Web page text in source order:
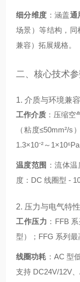
细分维度 ：涵盖通
场景）等结构，
兼容）拓展规格。
二、核心技术
1. 介质与环境兼
工作介质 ：压缩
（粘度≤50mm²/
1.3×10⁻²～
温度范围 ：流体
度：DC 线圈型 -
2. 压力与电气特性
工作压力 ：FFB
型）；FFG 系列最
线圈功耗 ：AC 型
支持 DC24V/12V